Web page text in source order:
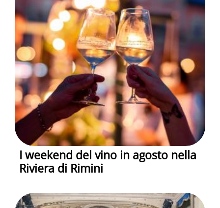
I weekend del vino in agosto nella
Riviera di Rimini